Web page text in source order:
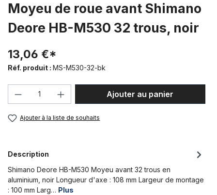
Moyeu de roue avant Shimano
Deore HB-M530 32 trous, noir
13,06 €*
Réf. produit : MS-M530-32-bk
Quantité de produit : Entrez la
Ajouter au panier
Ajouter à la liste de souhaits
Description
Shimano Deore HB-M530 Moyeu avant 32 trous en
aluminium, noir Longueur d'axe : 108 mm Largeur de montage
: 100 mm Larg… Plus